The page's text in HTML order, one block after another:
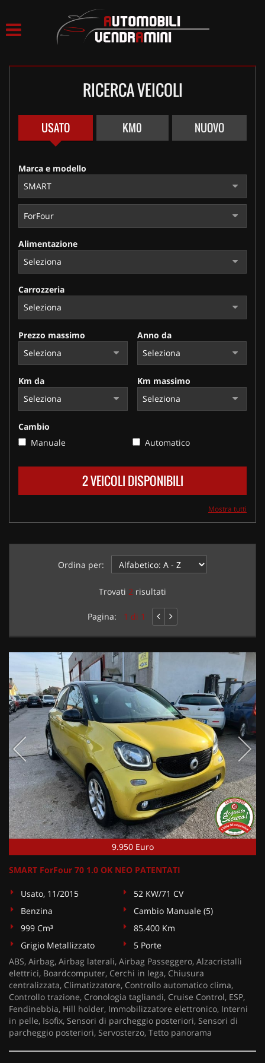
ASSISTENZA
RICERCA VEICOLI
USATO KM0 NUOVO
Marca e modello
Alimentazione
Carrozzeria
Prezzo massimo Anno da
Km da Km massimo
Cambio
Manuale
Automatico
2 VEICOLI DISPONIBILI
Mostra tutti
Ordina per:
Trovati 2 risultati
Pagina: 1 di 1
9.950 Euro
SMART ForFour 70 1.0 OK NEO PATENTATI
Usato, 11/2015
52 KW/71 CV
Benzina
Cambio Manuale (5)
999 Cm³
85.400 Km
Grigio Metallizzato
5 Porte
ABS, Airbag, Airbag laterali, Airbag Passeggero, Alzacristalli
elettrici, Boardcomputer, Cerchi in lega, Chiusura
centralizzata, Climatizzatore, Controllo automatico clima,
Controllo trazione, Cronologia tagliandi, Cruise Control, ESP,
Fendinebbia, Hill holder, Immobilizzatore elettronico, Interni
in pelle, Isofix, Sensori di parcheggio posteriori, Sensori di
parcheggio posteriori, Servosterzo, Tetto panorama